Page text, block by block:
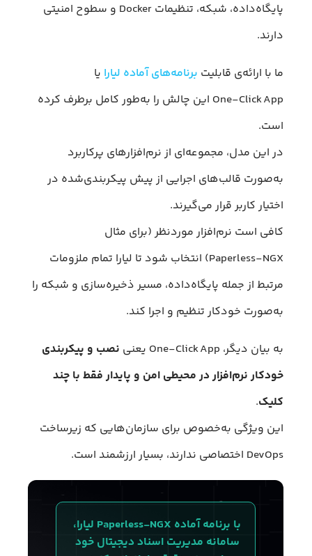
پایگاه‌داده، شبکه، تنظیمات Docker و سطوح امنیتی
دارند.
ما با ارائه‌ی قابلیت برنامه‌های آماده لیارا یا
One‑Click App این چالش را به‌طور کامل برطرف کرده
است.
در این مدل، مجموعه‌ای از نرم‌افزارهای پرکاربرد
به‌صورت قالب‌های اجرایی از پیش‌ پیکربندی‌شده در
اختیار کاربر قرار می‌گیرند.
کافی است نرم‌افزار موردنظر (برای مثال
Paperless‑NGX) انتخاب شود تا لیارا تمام ملزومات
مرتبط از جمله پایگاه‌داده، مسیر ذخیره‌سازی و شبکه را
به‌صورت خودکار تنظیم و اجرا کند.
به بیان دیگر، One‑Click App یعنی
نصب و پیکربندی
خودکار نرم‌افزار در محیطی امن و پایدار فقط با چند
کلیک.
این ویژگی به‌خصوص برای سازمان‌هایی که زیرساخت
DevOps اختصاصی ندارند، بسیار ارزشمند است.
با برنامه آماده Paperless-NGX لیارا،
سامانه مدیریت اسناد دیجیتال خود